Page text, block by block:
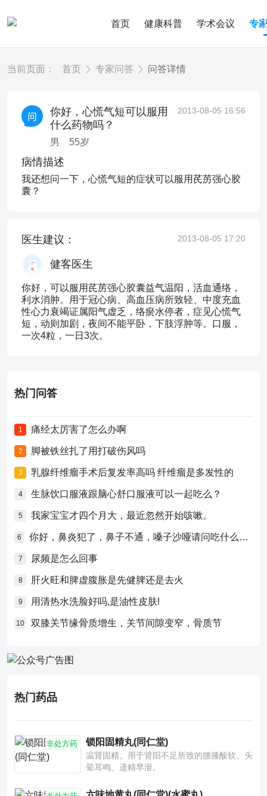
首页 健康科普 学术会议 专
当前页面： 首页 专家问答 问答详情
你好，心慌气短可以服用
什么药物吗？
男 55岁
2013-08-05 16:56
病情描述
我还想问一下，心慌气短的症状可以服用芪苈强心胶
囊？
医生建议： 2013-08-05 17:20
健客医生
你好，可以服用芪苈强心胶囊益气温阳，活血通络，
利水消肿。用于冠心病、高血压病所致轻、中度充血
性心力衰竭证属阳气虚乏，络瘀水停者，症见心慌气
短，动则加剧，夜间不能平卧，下肢浮肿等。口服，
一次4粒，一日3次。
热门问答
1 痛经太厉害了怎么办啊
2 脚被铁丝扎了用打破伤风吗
3 乳腺纤维瘤手术后复发率高吗 纤维瘤是多发性的
4 生脉饮口服液跟脑心舒口服液可以一起吃么？
5 我家宝宝才四个月大，最近忽然开始咳嗽。
6 你好，鼻炎犯了，鼻子不通，嗓子沙哑请问吃什么药比较好？
7 尿频是怎么回事
8 肝火旺和脾虚腹胀是先健脾还是去火
9 用清热水洗脸好吗,是油性皮肤!
10 双膝关节缘骨质增生，关节间隙变窄，骨质节
热门药品
非处方药 锁阳固精丸(同仁堂)
温肾固精。用于肾阳不足所致的腰膝酸软、头
晕耳鸣、遗精早泄。